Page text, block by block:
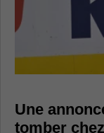
Une
tomber